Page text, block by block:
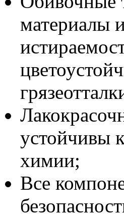
материалы
устойчивы
химии;
Все